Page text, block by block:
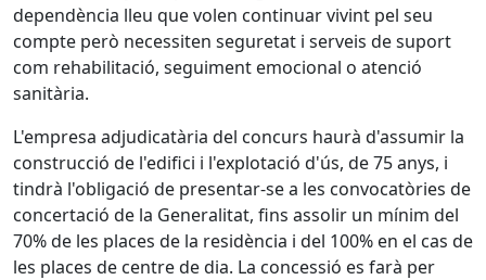
dependència lleu que volen continuar vivint pel seu
compte però necessiten seguretat i serveis de suport
com rehabilitació, seguiment emocional o atenció
sanitària.
L'empresa adjudicatària del concurs haurà d'assumir la
construcció de l'edifici i l'explotació d'ús, de 75 anys, i
tindrà l'obligació de presentar-se a les convocatòries de
concertació de la Generalitat, fins assolir un mínim del
70% de les places de la residència i del 100% en el cas de
les places de centre de dia. La concessió es farà per